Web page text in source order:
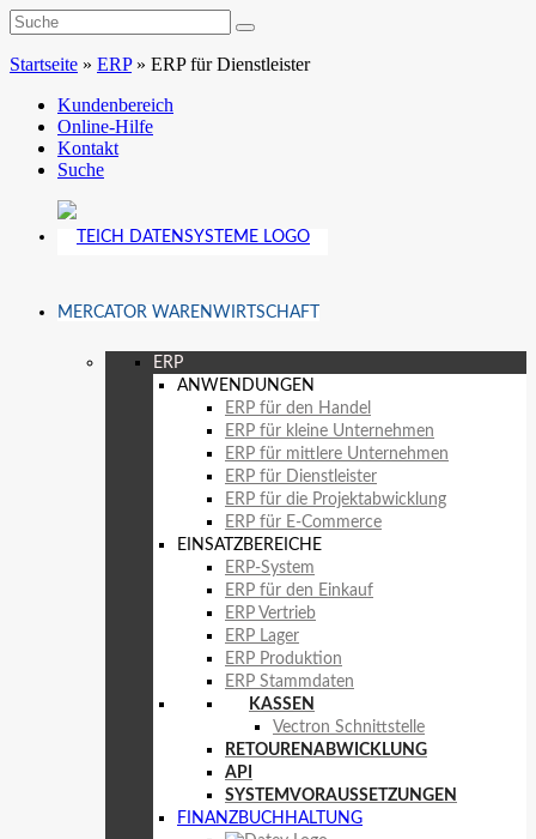
Startseite » ERP» ERP für Dienstleister
Kundenbereich
Online-Hilfe
Kontakt
Suche
MERCATOR WARENWIRTSCHAFT
ERP
ANWENDUNGEN
ERP für den Handel
ERP für kleine Unternehmen
ERP für mittlere Unternehmen
ERP für Dienstleister
ERP für die Projektabwicklung
ERP für E-Commerce
EINSATZBEREICHE
ERP-System
ERP für den Einkauf
ERP Vertrieb
ERP Lager
ERP Produktion
ERP Stammdaten
KASSEN
Vectron Schnittstelle
RETOURENABWICKLUNG
API
SYSTEMVORAUSSETZUNGEN
FINANZBUCHHALTUNG